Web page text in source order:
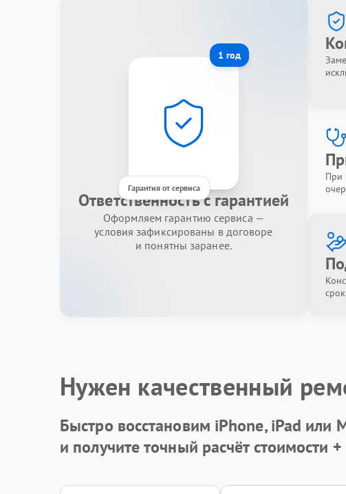
1 год
Гарантия от сервиса
Ответственность с гарантией
Оформляем гарантию сервиса —
условия зафиксированы в договоре
и понятны заранее.
При
Нужен качественный
Быстро восстановим iPhone, iPad или
и получите точный расчёт стоимости +